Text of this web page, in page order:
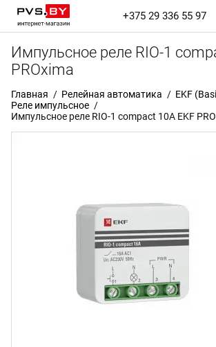
+375 29 336 55 97
Импульсное реле RIO-1
PROxima
Главная Релейная автоматика
EKF
Реле импульсное
Импульсное реле RIO-1 compact 10А EKF